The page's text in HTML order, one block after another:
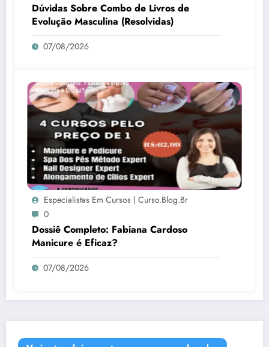
Dúvidas Sobre Combo de Livros de
Evolução Masculina (Resolvidas)
07/08/2026
Especialistas Em Cursos | Curso.blog.br
0
Dossiê Completo: Fabiana Cardoso
Manicure é Eficaz?
07/08/2026